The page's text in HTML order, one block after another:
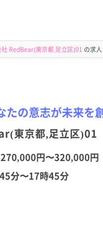
RedBear(東京都,足立区)01 の求人
たの意志が未来を
東京都,足立区)01
270,000円〜320,000円
分〜17時45分